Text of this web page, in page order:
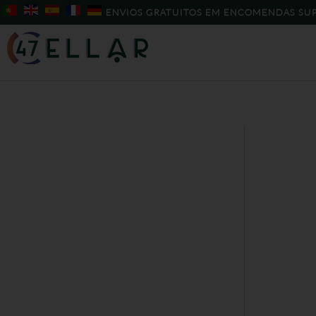
Skip
to
content
ENVIOS GRATUITOS EM ENCOMENDAS